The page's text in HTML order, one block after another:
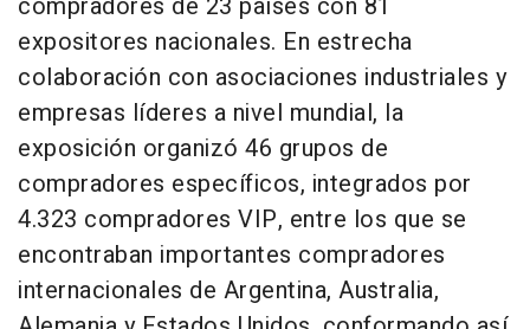
expositores nacionales. En estrecha
colaboración con asociaciones industriales y
empresas líderes a nivel mundial, la
exposición organizó 46 grupos de
compradores específicos, integrados por
4.323 compradores VIP, entre los que se
encontraban importantes compradores
internacionales de Argentina, Australia,